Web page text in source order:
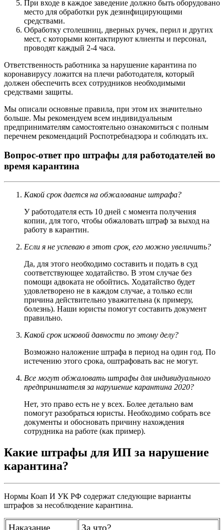
При входе в каждое заведение должно быть оборудовано
место для обработки рук дезинфицирующими
средствами.
Обработку столешниц, дверных ручек, перил и других
мест, с которыми контактируют клиенты и персонал,
проводят каждый 2-4 часа.
Ответственность работника за нарушение карантина по
коронавирусу ложится на плечи работодателя, который
должен обеспечить всех сотрудников необходимыми
средствами защиты.
Мы описали основные правила, при этом их значительно
больше. Мы рекомендуем всем индивидуальным
предпринимателям самостоятельно ознакомиться с полным
перечнем рекомендаций Роспотребнадзора и соблюдать их.
Вопрос-ответ про штрафы для работодателей во
время карантина
Какой срок дается на обжалование штрафа?
У работодателя есть 10 дней с момента получения
копии, для того, чтобы обжаловать штраф за выход на
работу в карантин.
Если я не успеваю в этот срок, его можно увеличить?
Да, для этого необходимо составить и подать в суд
соответствующее ходатайство. В этом случае без
помощи адвоката не обойтись. Ходатайство будет
удовлетворено не в каждом случае, а только если
причина действительно уважительна (к примеру,
болезнь). Наши юристы помогут составить документ
правильно.
Какой срок исковой давности по этому делу?
Возможно наложение штрафа в период на один год. По
истечению этого срока, оштрафовать вас не могут.
Все могут обжаловать штрафы для индивидуального
предпринимателя за нарушение карантина 2020?
Нет, это право есть не у всех. Более детально вам
помогут разобраться юристы. Необходимо собрать все
документы и обосновать причину нахождения
сотрудника на работе (как пример).
Какие штрафы для ИП за нарушение
карантина?
Нормы Коап И УК РФ содержат следующие варианты
штрафов за несоблюдение карантина.
Наказание За что?